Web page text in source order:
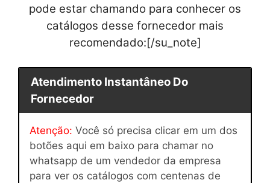
pode estar chamando para conhecer os
catálogos desse fornecedor mais
recomendado:[/su_note]
Atendimento Instantâneo Do
Fornecedor
Atenção: Você só precisa clicar em um dos
botões aqui em baixo para chamar no
whatsapp de um vendedor da empresa
para ver os catálogos com centenas de